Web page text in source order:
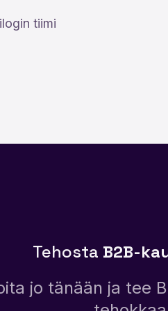
tiimi
Tehosta B2B-
jo tänään ja tee